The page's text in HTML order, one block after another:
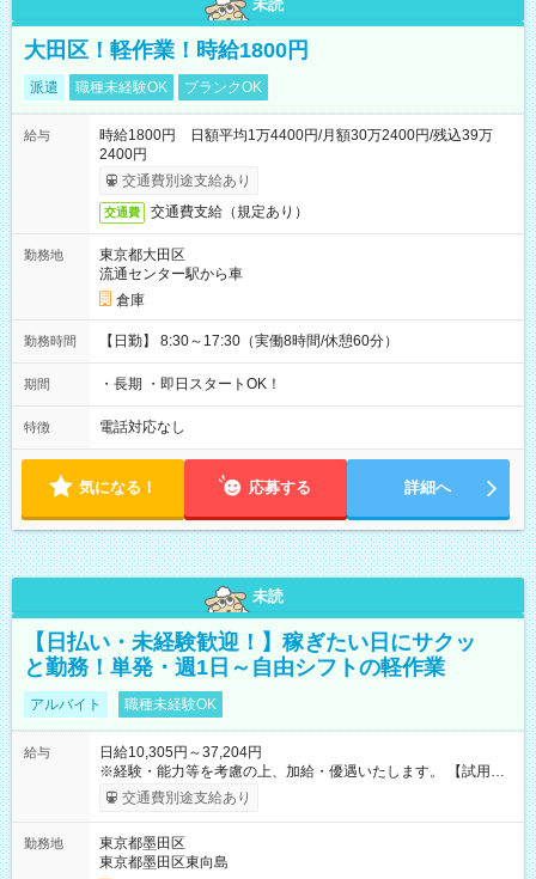
未読
大田区！軽作業！時給1800円
派遣 職種未経験OK ブランクOK
給与
時給1800円 日額平均1万4400円/月額30万2400円/残込39万
2400円
交通費別途支給あり
交通費 交通費支給（規定あり）
勤務地
東京都大田区
流通センター駅から車
倉庫
勤務時間 【日勤】 8:30～17:30（実働8時間/休憩60分）
期間 ・長期 ・即日スタートOK！
特徴 電話対応なし
気になる！ 応募する 詳細へ
未読
【日払い・未経験歓迎！】稼ぎたい日にサクッ
と勤務！単発・週1日～自由シフトの軽作業
アルバイト 職種未経験OK
給与
日給10,305円～37,204円
※経験・能力等を考慮の上、加給・優遇いたします。 【試用期
間】試用期間なし
交通費別途支給あり
勤務地
東京都墨田区
東京都墨田区東向島